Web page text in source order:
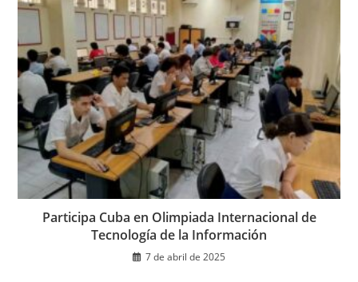
Participa Cuba en Olimpiada Internacional de
Tecnología de la Información
7 de abril de 2025